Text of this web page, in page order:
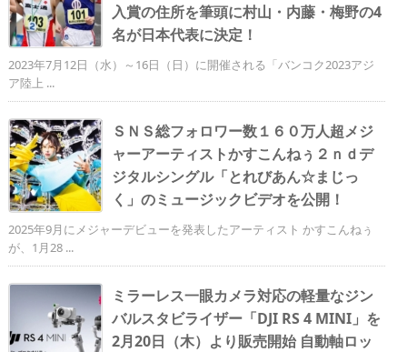
入賞の住所を筆頭に村山・内藤・梅野の4
名が日本代表に決定！
2023年7月12日（水）～16日（日）に開催される「バンコク2023アジ
ア陸上 ...
ＳＮＳ総フォロワー数１６０万人超メジ
ャーアーティストかすこんねぅ２ｎｄデ
ジタルシングル「とれびあん☆まじっ
く」のミュージックビデオを公開！
2025年9月にメジャーデビューを発表したアーティスト かすこんねぅ
が、1月28 ...
ミラーレス一眼カメラ対応の軽量なジン
バルスタビライザー「DJI RS 4 MINI」を
2月20日（木）より販売開始 自動軸ロッ